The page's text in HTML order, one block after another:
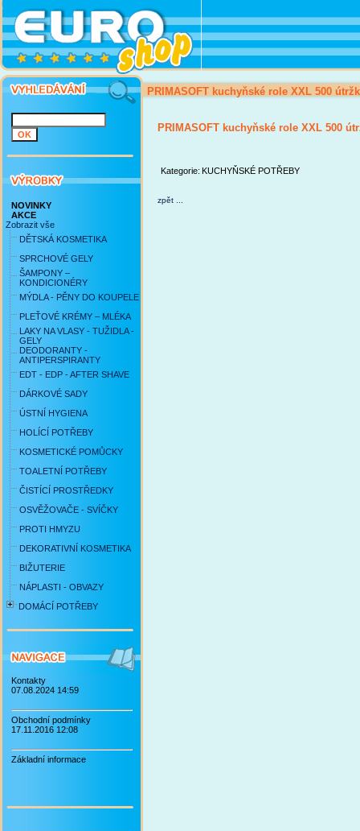
NOVINKY
AKCE
Zobrazit vše
DĚTSKÁ KOSMETIKA
SPRCHOVÉ GELY
ŠAMPONY –
KONDICIONÉRY
MÝDLA - PĚNY DO KOUPELE
PLEŤOVÉ KRÉMY – MLÉKA
LAKY NA VLASY - TUŽIDLA -
GELY
DEODORANTY -
ANTIPERSPIRANTY
EDT - EDP - AFTER SHAVE
DÁRKOVÉ SADY
ÚSTNÍ HYGIENA
HOLÍCÍ POTŘEBY
KOSMETICKÉ POMŮCKY
TOALETNÍ POTŘEBY
ČISTÍCÍ PROSTŘEDKY
OSVĚŽOVAČE - SVÍČKY
PROTI HMYZU
DEKORATIVNÍ KOSMETIKA
BIŽUTERIE
NÁPLASTI - OBVAZY
DOMÁCÍ POTŘEBY
Kontakty
07.08.2024 14:59
Obchodní podmínky
17.11.2016 12:08
Základní informace
PRIMASOFT kuchyňské role XXL 500
PRIMASOFT kuchyňské role XXL 500
Kategorie: KUCHYŇSKÉ POTŘEBY
zpět ...